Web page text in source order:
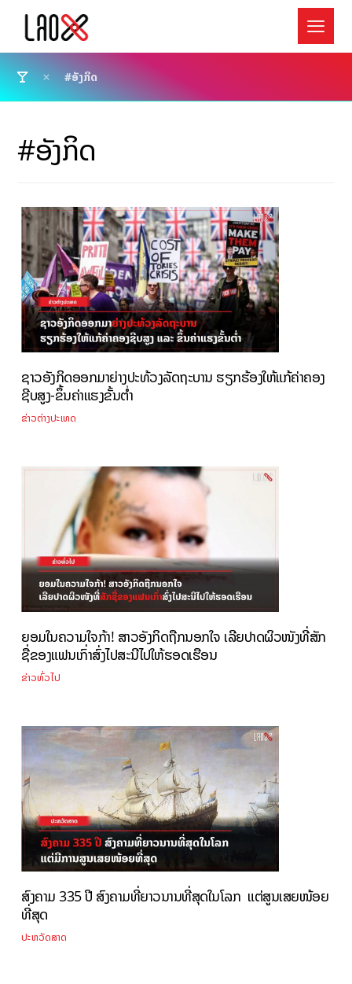
#ອັງກິດ
#ອັງກິດ
ຊາວອັງກິດອອກມາຍ່າງປະທ້ວງລັດຖະບານ ຮຽກຮ້ອງໃຫ້ແກ້ຄ່າຄອງ
ຊີບສູງ-ຂຶ້ນຄ່າແຮງຂັ້ນຕໍ່າ
ຂ່າວຕ່າງປະເທດ
ຍອມໃນຄວາມໃຈກ້າ! ສາວອັງກິດຖືກນອກໃຈ ເລີຍປາດຜິວໜັງທີ່ສັກ
ຊື່ຂອງແຟນເກົ່າສົ່ງໄປສະນີໄປໃຫ້ຮອດເຮືອນ
ຂ່າວທົ່ວໄປ
ສົງຄາມ 335 ປີ ສົງຄາມທີ່ຍາວນານທີ່ສຸດໃນໂລກ ແຕ່ສູນເສຍໜ້ອຍ
ທີ່ສຸດ
ປະຫວັດສາດ